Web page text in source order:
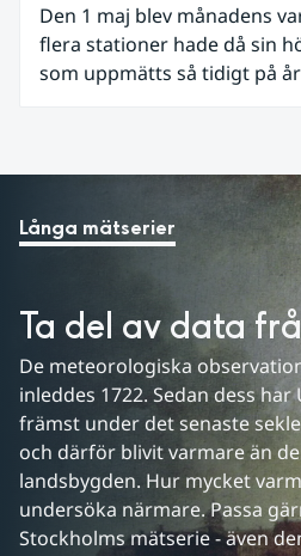
Den 1 maj blev månadens
flera stationer hade då sin
som uppmätts så tidigt på
Långa mätserier
Ta del av data
De meteorologiska
inleddes 1722. Sedan dess
främst under det senaste
och därför blivit varmare än
landsbygden. Hur mycket
undersöka närmare. Passa
Stockholms mätserie - även